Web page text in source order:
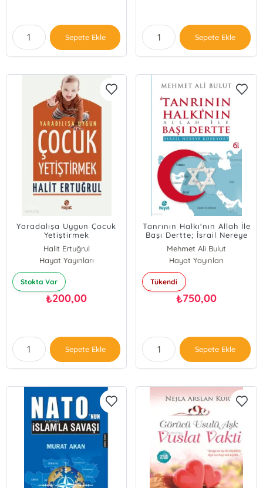
Sepete Ekle Sepete Ekle
Yaradalışa Uygun Çocuk
Yetiştirmek
Halit Ertuğrul
Hayat Yayınları
Stokta Var
₺200,00
Sepete Ekle
Tanrının Halkı'nın Allah İle
Başı Dertte; İsrail Nereye
Koşuyor?
Mehmet Ali Bulut
Hayat Yayınları
Tükendi
₺750,00
Sepete Ekle